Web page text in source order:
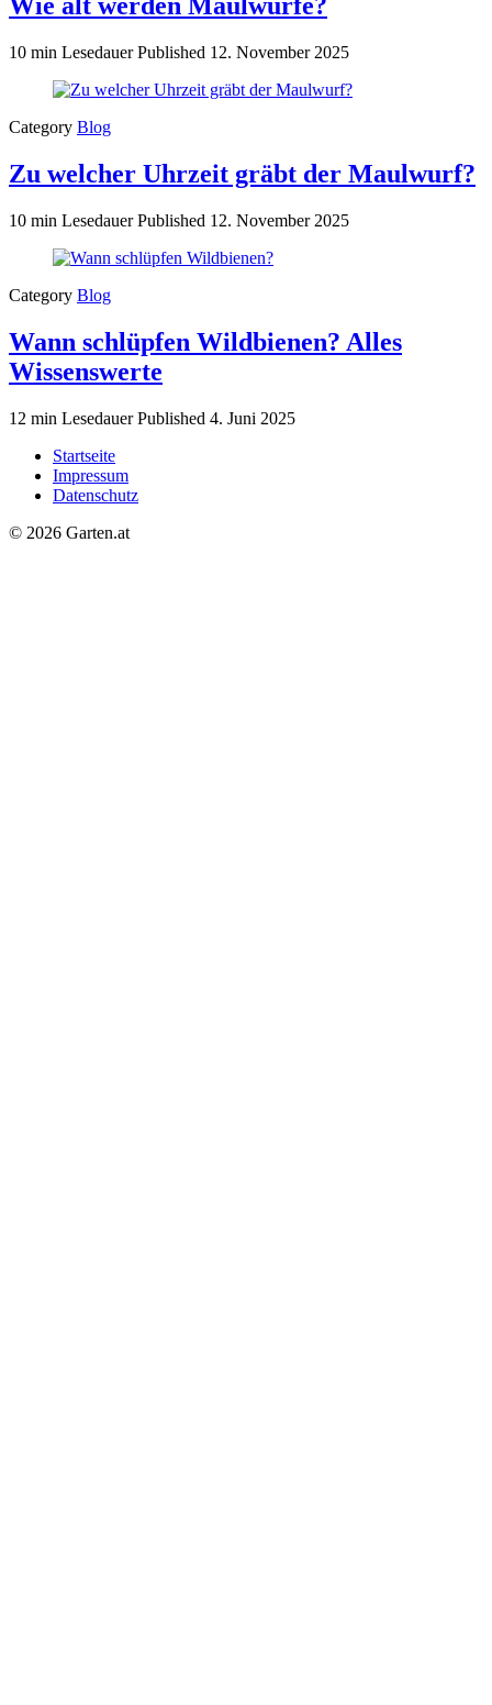
Wie alt werden Maulwürfe?
10 min LesedauerPublished 12. November 2025
Category Blog
Zu welcher Uhrzeit gräbt der Maulwurf?
10 min LesedauerPublished 12. November 2025
Category Blog
Wann schlüpfen Wildbienen? Alles
Wissenswerte
12 min LesedauerPublished 4. Juni 2025
Startseite
Impressum
Datenschutz
© 2026 Garten.at